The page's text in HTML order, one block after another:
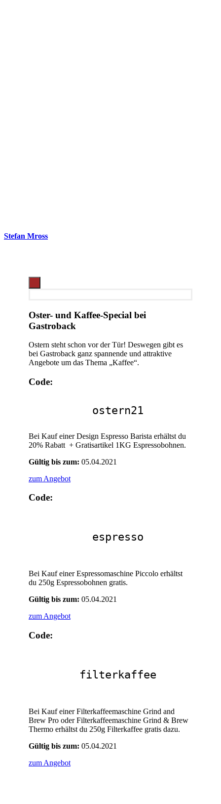
Stefan Mross
Oster- und Kaffee-Special bei
Gastroback
Ostern steht schon vor der Tür! Deswegen gibt es
bei Gastroback ganz spannende und attraktive
Angebote um das Thema „Kaffee“.
Code:
ostern21
Bei Kauf einer Design Espresso Barista erhältst du
20% Rabatt + Gratisartikel 1KG Espressobohnen.
Gültig bis zum: 05.04.2021
zum Angebot
Code:
espresso
Bei Kauf einer Espressomaschine Piccolo erhältst
du 250g Espressobohnen gratis.
Gültig bis zum: 05.04.2021
zum Angebot
Code:
filterkaffee
Bei Kauf einer Filterkaffeemaschine Grind and
Brew Pro oder Filterkaffeemaschine Grind & Brew
Thermo erhältst du 250g Filterkaffee gratis dazu.
Gültig bis zum: 05.04.2021
zum Angebot